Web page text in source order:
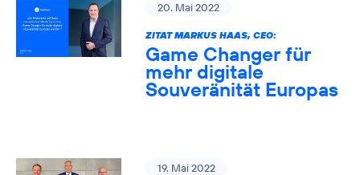
20. Mai 2022
ZITAT MARKUS HAAS, CEO:
Game Changer für
mehr digitale
Souveränität Europas
19. Mai 2022